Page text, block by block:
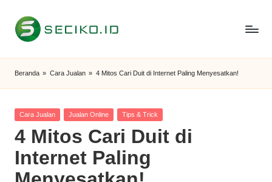
Skip
S
e
c
i
k
o
Beranda » Cara Jualan » 4 Mitos Cari Duit di Internet Paling Menyesatkan!
Posted
Cara Jualan Jualan Online Tips & Trick
4 Mitos Cari Duit di
Internet Paling